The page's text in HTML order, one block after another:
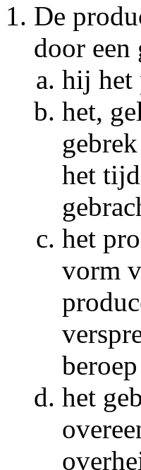
De
door
hij het
het,
het
het
vorm
het